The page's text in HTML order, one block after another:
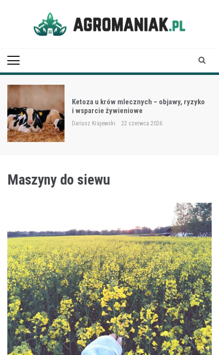
Ketoza u krów mlecznych – objawy, ryzyko
i wsparcie żywieniowe
Dariusz Krajewski 22 czerwca 2026
Maszyny do siewu